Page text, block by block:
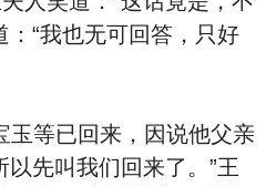
：“我也无可回答，只好
等已回来，因说他父亲
先叫我们回来了。”王